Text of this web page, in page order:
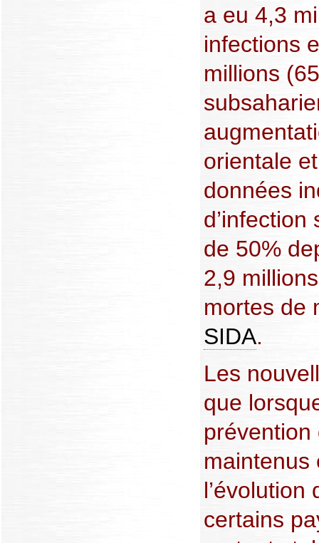
a eu 4,3
infections
millions
orientale
données
de 50%
2,9
mortes de
SIDA.
Les
que
maintenus
l’évolution
certains